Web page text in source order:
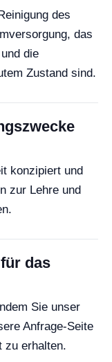
des
das
die
Zustand sind.
konzipiert und
zur Lehre und
das
Sie unser
Anfrage-Seite
zu erhalten.